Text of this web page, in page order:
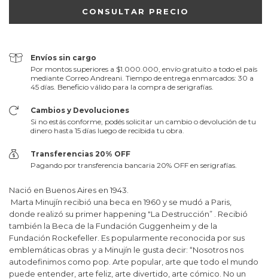
Envíos sin cargo
Por montos superiores a $1.000.000, envío gratuito a todo el país
mediante Correo Andreani. Tiempo de entrega enmarcados: 30 a
45 días. Beneficio válido para la compra de serigrafías.
Cambios y Devoluciones
Si no estás conforme, podés solicitar un cambio o devolución de tu
dinero hasta 15 días luego de recibida tu obra.
Transferencias 20% OFF
Pagando por transferencia bancaria 20% OFF en serigrafías.
Nació en Buenos Aires en 1943.
Marta Minujín recibió una beca en 1960 y se mudó a Paris,
donde realizó su primer happening "La Destrucción” . Recibió
también la Beca de la Fundación Guggenheim y de la
Fundación Rockefeller. Es popularmente reconocida por sus
emblemáticas obras y a Minujín le gusta decir: “Nosotros nos
autodefinimos como pop. Arte popular, arte que todo el mundo
puede entender, arte feliz, arte divertido, arte cómico. No un